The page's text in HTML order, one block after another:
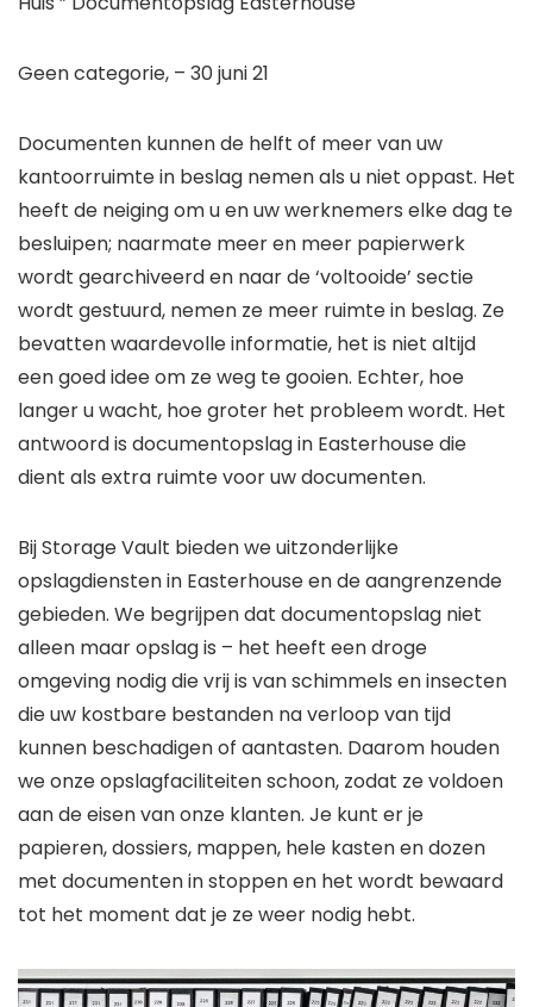
Geen categorie, – 30 juni 21
Documenten kunnen de helft of meer van uw
kantoorruimte in beslag nemen als u niet oppast. Het
heeft de neiging om u en uw werknemers elke dag te
besluipen; naarmate meer en meer papierwerk
wordt gearchiveerd en naar de ‘voltooide’ sectie
wordt gestuurd, nemen ze meer ruimte in beslag. Ze
bevatten waardevolle informatie, het is niet altijd
een goed idee om ze weg te gooien. Echter, hoe
langer u wacht, hoe groter het probleem wordt. Het
antwoord is documentopslag in Easterhouse die
dient als extra ruimte voor uw documenten.
Bij Storage Vault bieden we uitzonderlijke
opslagdiensten in Easterhouse en de aangrenzende
gebieden. We begrijpen dat documentopslag niet
alleen maar opslag is – het heeft een droge
omgeving nodig die vrij is van schimmels en insecten
die uw kostbare bestanden na verloop van tijd
kunnen beschadigen of aantasten. Daarom houden
we onze opslagfaciliteiten schoon, zodat ze voldoen
aan de eisen van onze klanten. Je kunt er je
papieren, dossiers, mappen, hele kasten en dozen
met documenten in stoppen en het wordt bewaard
tot het moment dat je ze weer nodig hebt.